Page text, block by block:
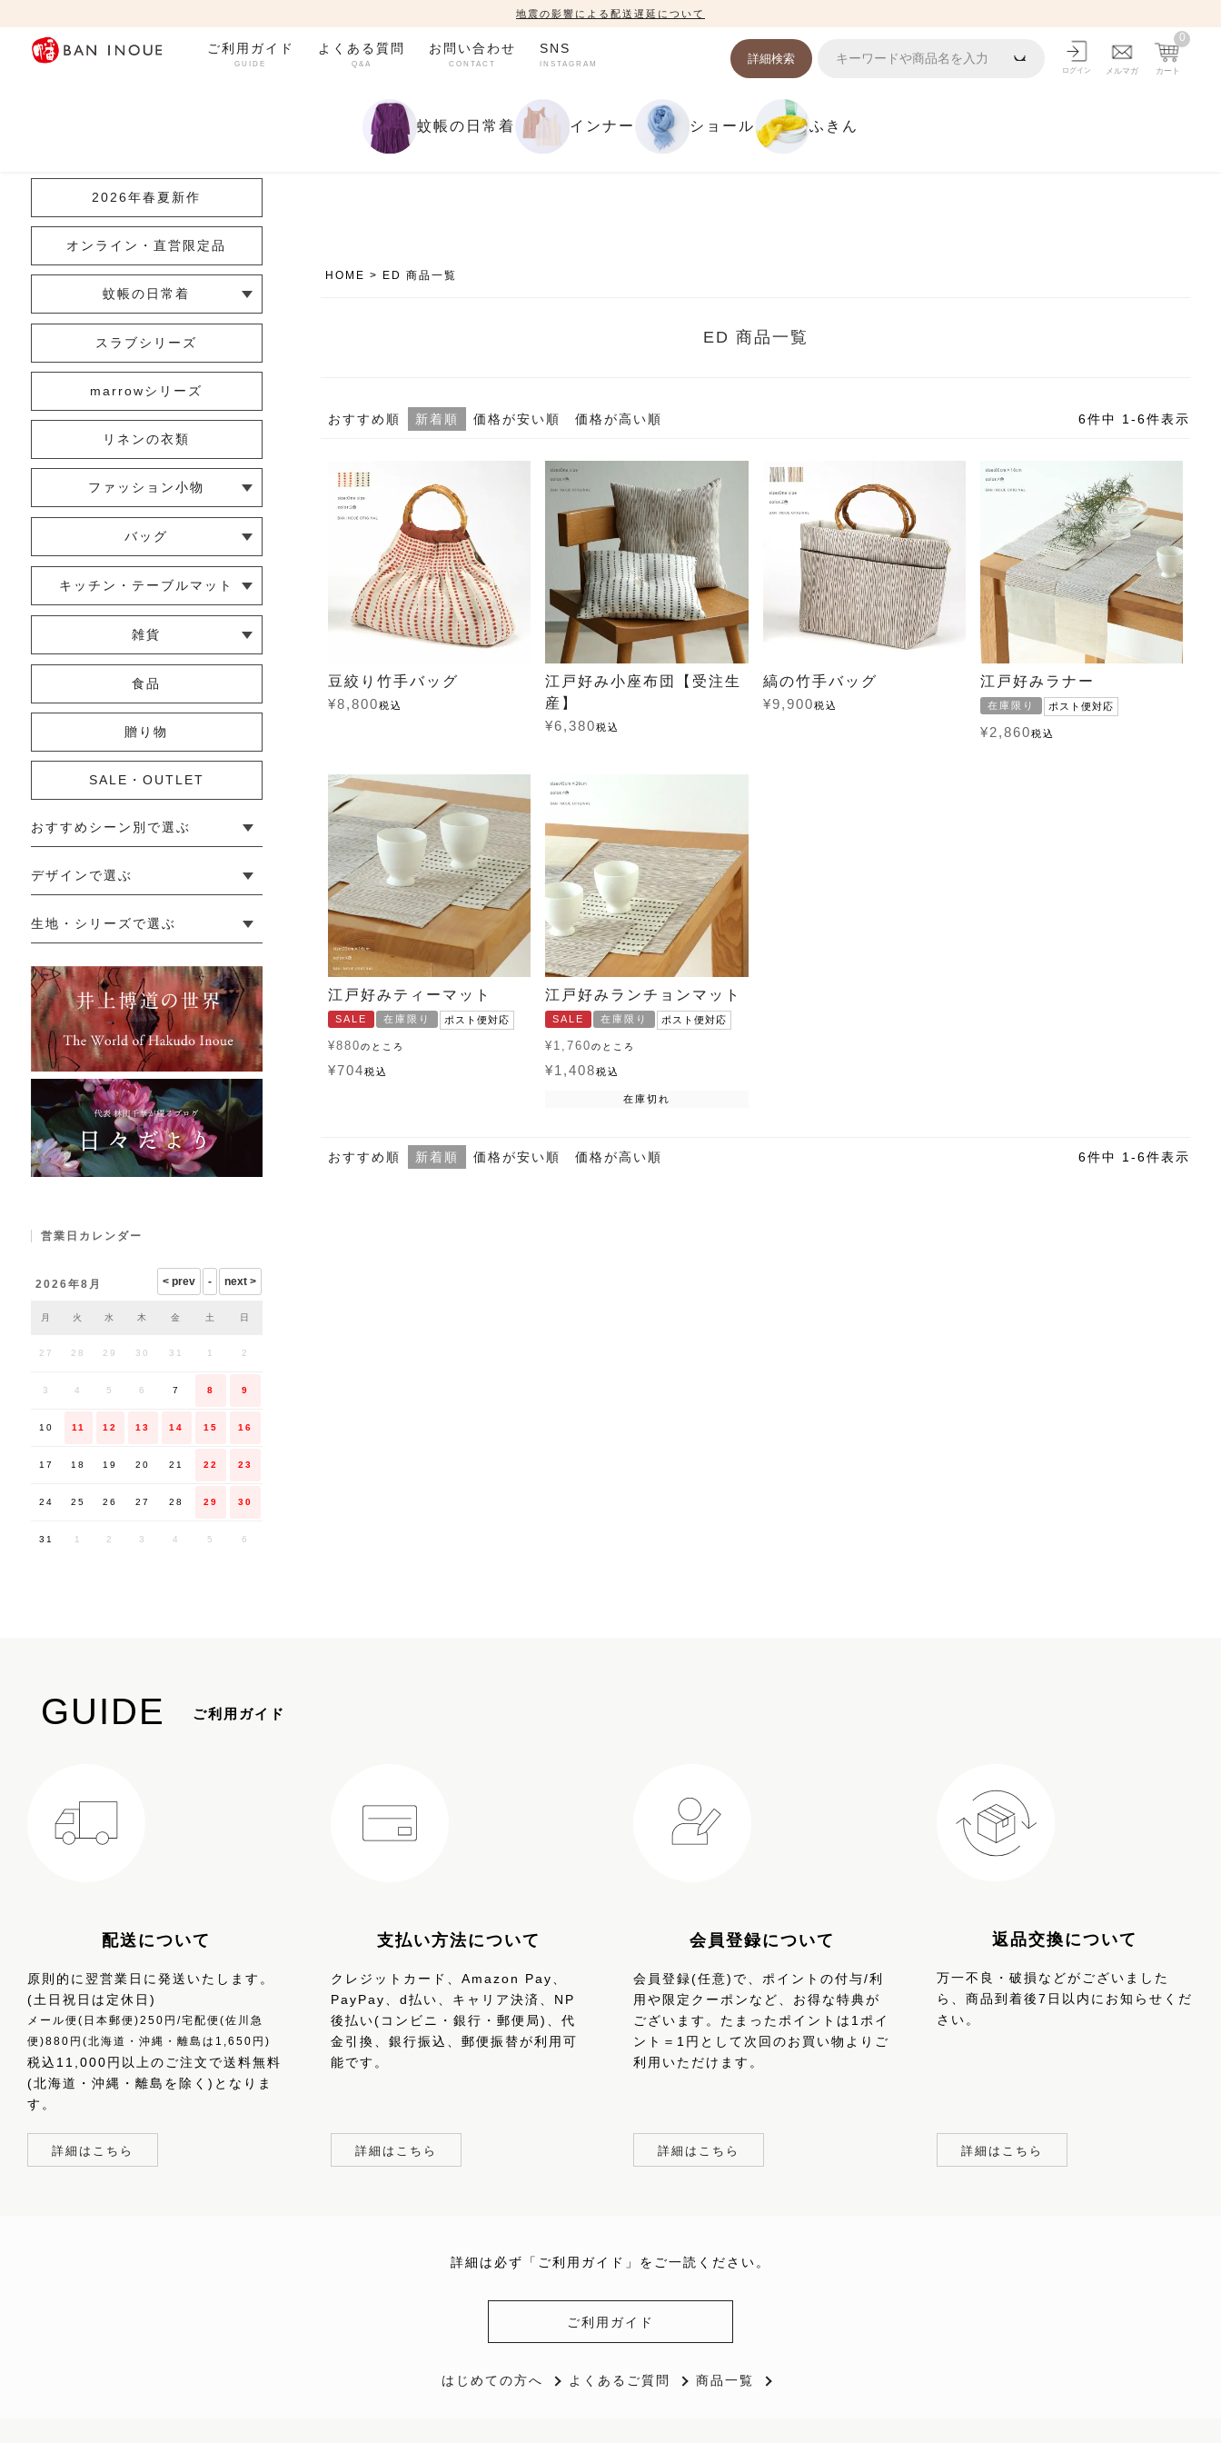
地震の影響による配送遅延について
ご利用ガイド
GUIDE
よくある質問
Q&A
お問い合わせ
CONTACT
SNS
INSTAGRAM 詳細検索
ログイン メルマガ
0
カート
蚊帳の日常着 インナー ショール ふきん
HOME ED 商品一覧
ED 商品一覧
おすすめ順 新着順 価格が安い順 価格が高い順 6件中 1-6件表示
豆絞り竹手バッグ
¥8,800税込
江戸好み小座布団【受注生
産】
¥6,380税込
縞の竹手バッグ
¥9,900税込
江戸好みラナー
在庫限り ポスト便対応
¥2,860税込
江戸好みティーマット
SALE 在庫限り ポスト便対応
¥880のところ
¥704税込
江戸好みランチョンマット
SALE 在庫限り ポスト便対応
¥ 1,760のところ
¥1,408税込
在庫切れ
おすすめ順 新着順 価格が安い順 価格が高い順 6件中 1-6件表示
2026年春夏新作
オンライン・直営限定品
蚊帳の日常着
└ インナー
└ トップス
└ ワンピース
└ スカート
└ 羽織りもの
└ キッズ・ベビースラブシリーズ
marrowシリーズ
リネンの衣類
ファッション小物
└ ショール・ストール
└ 靴下・アームカバー
バッグ
└ ポシェット・ショルダーバッグ
└ トートバッグ
└ 巾着バッグ
キッチン・テーブルマット
└ 蚊帳のふきん
└ かっぽう着・エプロン
└ その他キッチン小物
└ ランチョンマット・プレースマ
ット
└ テーブルランナー・テーブルセ
ンター
雑貨
└ タオル・ハンカチ
食品
贈り物
SALE・OUTLET
おすすめシーン別で選ぶ
└ 新生活
└ 和装
└ 旅行
└ 快眠
└ お祝い
デザインで選ぶ
└ ゆったりデザイン
└ 小柄さんにおすすめデザイン
└ 袖付きデザイン
└ メンズ・ユニセックスデザイン
└ 暮らしの黒色特集
生地・シリーズで選ぶ
└ 手紬手織り麻
└ 先染め麻
└ からみ織
└ グレーズリネン
└ 綿麻帆布
└ リネンツイード
└ リネンハンプ
└ ざっくり麻
└ オーガニックの蚊帳
└ かやキノミシリーズ
└ ふちどりシリーズ
└ 花紋シリーズ
└ 小紋シリーズ
└ 華わびシリーズ
└ 波ステッチシリーズ
└ あゆみ鹿シリーズ
└ 森の鹿シリーズ
└ まほろばシリーズ
└ 刺し子渦シリーズ
└ 革の水玉シリーズ
└ 新ビオシリーズ
営業日カレンダー
2026年8月
月 火 水 木 金 土 日
27 28 29 30 31 1 2
3 4 5 6 7 8 9
10 11 12 13 14 15 16
17 18 19 20 21 22 23
24 25 26 27 28 29 30
31 1 2 3 4 5 6
GUIDE ご利用ガイド
配送について
原則的に翌営業日に発送いたします。
(土日祝日は定休日)
メール便(日本郵便)250円/宅配便(佐川急
便)880円(北海道・沖縄・離島は1,650円)
税込11,000円以上のご注文で送料無料
(北海道・沖縄・離島を除く)となりま
す。
詳細はこちら
支払い方法について
クレジットカード、Amazon Pay、
PayPay、d払い、キャリア決済、NP
後払い(コンビニ・銀行・郵便局)、代
金引換、銀行振込、郵便振替が利用可
能です。
詳細はこちら
会員登録について
会員登録(任意)で、ポイントの付与/利
用や限定クーポンなど、お得な特典が
ございます。たまったポイントは1ポイ
ント＝1円として次回のお買い物よりご
利用いただけます。
詳細はこちら
返品交換について
万一不良・破損などがございました
ら、商品到着後7日以内にお知らせくだ
さい。
詳細はこちら
詳細は必ず「ご利用ガイド」をご一読ください。
ご利用ガイド
はじめての方へ よくあるご質問 商品一覧